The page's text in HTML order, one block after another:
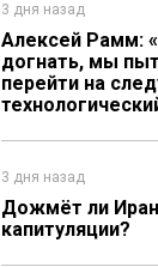
3 дня назад
Алексей Рамм:
догнать, мы
перейти на
3 дня назад
Дожмёт ли
капитуляции?